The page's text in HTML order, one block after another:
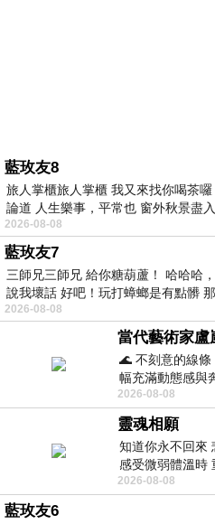
藍玫友8
旅人掌櫃旅人掌櫃 我又來找你喝茶
論道 人生樂事，平常也 窗外秋景盡
2026-08-08
藍玫友7
三師兄三師兄 給你糖葫蘆！ 哈哈哈
說我壞話 好吧！玩打蟑螂是有點髒
2026-08-08
🌊 不刻意的線
幅充滿動態感與
藍色顏料在白色
2026-08-08
靈魂相願
知道你永不回來
感受微弱體溫時
此刻忍淚說別離
2026-08-08
藍玫友6